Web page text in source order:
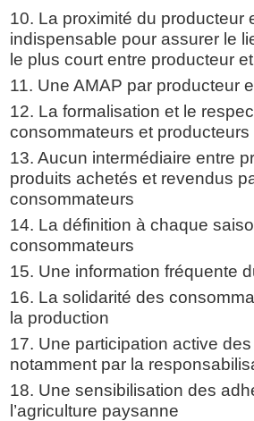
10. La proximité du producteur
indispensable pour assurer le
le plus court entre producteur
11. Une AMAP par producteur
12. La formalisation et le
consommateurs et producteurs
13. Aucun intermédiaire entre
produits achetés et revendus
consommateurs
14. La définition à chaque
consommateurs
15. Une information fréquente
16. La solidarité des
la production
17. Une participation active
notamment par la
18. Une sensibilisation des
l’agriculture paysanne